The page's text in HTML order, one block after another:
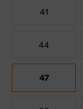
41
44
47